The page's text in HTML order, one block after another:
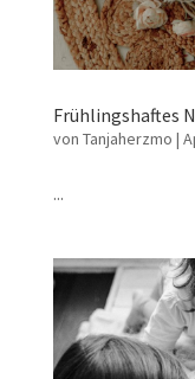
Frühlingshaftes
von Tanjaherzmo |
...